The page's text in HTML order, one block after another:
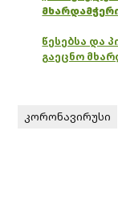
წესებსა და
გაეცნო
კორონავირუსი